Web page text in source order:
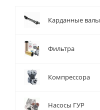
Карданные валы
Фильтра
Компрессора
Насосы ГУР